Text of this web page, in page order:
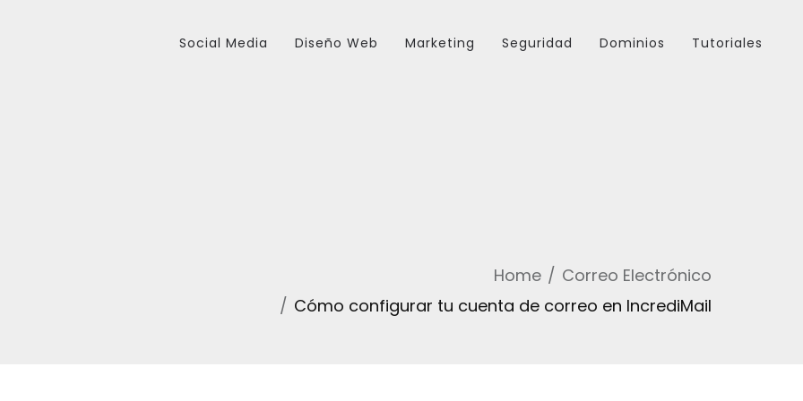
Social Media Diseño Web Marketing Seguridad Dominios Tutoriales
Home
Correo Electrónico
Cómo configurar tu cuenta de correo en IncrediMail